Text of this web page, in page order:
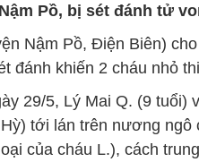
Pồ, bị sét đánh tử
Nậm Pồ, Điện Biên)
đánh khiến 2 cháu nhỏ
29/5, Lý Mai Q. (9 tuổi)
tới lán trên nương ngô
của cháu L.), cách